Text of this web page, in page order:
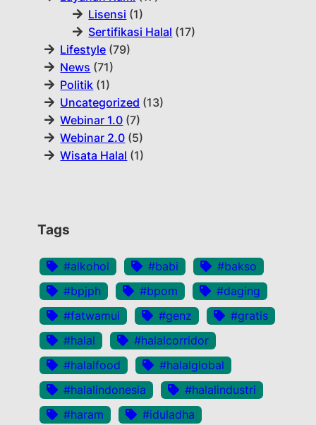
Lisensi (1)
Sertifikasi Halal (17)
Lifestyle (79)
News (71)
Politik (1)
Uncategorized (13)
Webinar 1.0 (7)
Webinar 2.0 (5)
Wisata Halal (1)
Tags
#alkohol #babi
#bakso
#bpjph
#bpom
#daging
#fatwamui
#genz
#gratis
#halal
#halalcorridor
#halalfood
#halalglobal
#halalindonesia
#halalindustri
#haram
#iduladha